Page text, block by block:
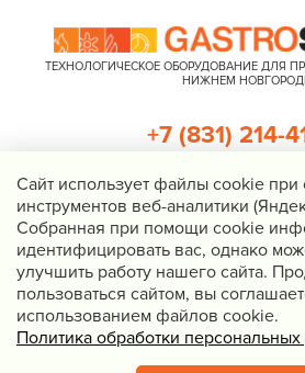
ТЕХНОЛОГИЧЕСКОЕ ОБОРУДОВАНИЕ ДЛЯ
НИЖНЕМ
Нижний Новгород, Казанское шоссе,
Политика
+7 (831) 214-
Перезвоните мне
Cайт использует файлы cookie
инструментов веб-аналитики
Собранная при помощи cookie
идентифицировать вас, однако
улучшить работу нашего сайта.
пользоваться сайтом, вы
использованием файлов cookie.
Политика обработки